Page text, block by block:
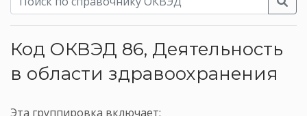
Код ОКВЭД 86, Деятельность
в области здравоохранения
Эта группировка включает: